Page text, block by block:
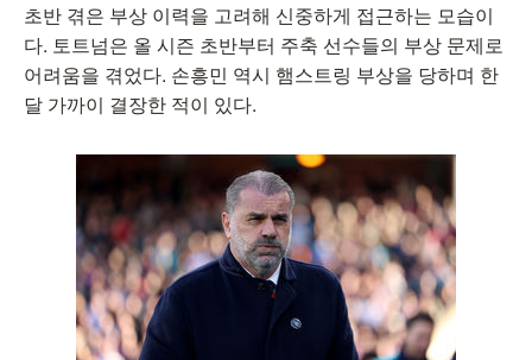
초반 겪은 부상 이력을 고려해 신중하게 접근하는 모습이
다. 토트넘은 올 시즌 초반부터 주축 선수들의 부상 문제로
어려움을 겪었다. 손흥민 역시 햄스트링 부상을 당하며 한
달 가까이 결장한 적이 있다.